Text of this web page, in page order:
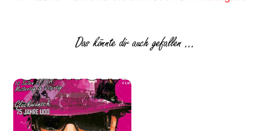
Das könnte dir auch gefallen …